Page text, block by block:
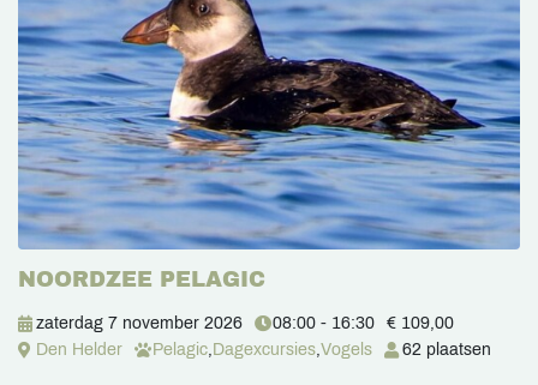
NOORDZEE PELAGIC
zaterdag 7 november 2026 08:00 - 16:30
€ 109,00
Den Helder
Pelagic, Dagexcursies,Vogels 62 plaatsen